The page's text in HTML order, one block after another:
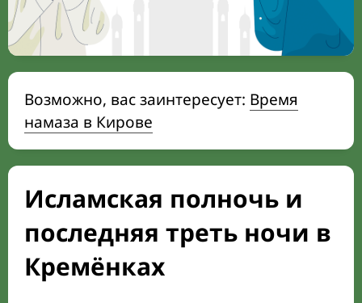
Возможно, вас заинтересует: Время
намаза в Кирове
Исламская полночь и
последняя треть ночи в
Кремёнках